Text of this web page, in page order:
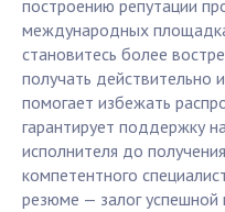
построению репутации
международных
становитесь более
получать действительно
помогает избежать
гарантирует поддержку
исполнителя до
компетентного
резюме — залог успешной